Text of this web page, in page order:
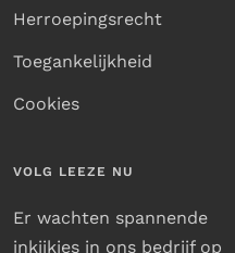
Herroepingsrecht
Toegankelijkheid
Cookies
VOLG LEEZE NU
Er wachten spannende
inkijkjes in ons bedrijf op